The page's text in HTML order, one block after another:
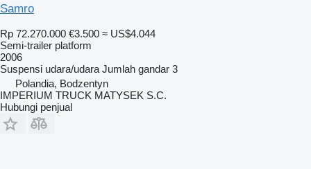
Samro
Rp 72.270.000 €3.500 ≈ US$4.044
Semi-trailer platform
2006
Suspensi udara/udara Jumlah gandar 3
Polandia, Bodzentyn
IMPERIUM TRUCK MATYSEK S.C.
Hubungi penjual